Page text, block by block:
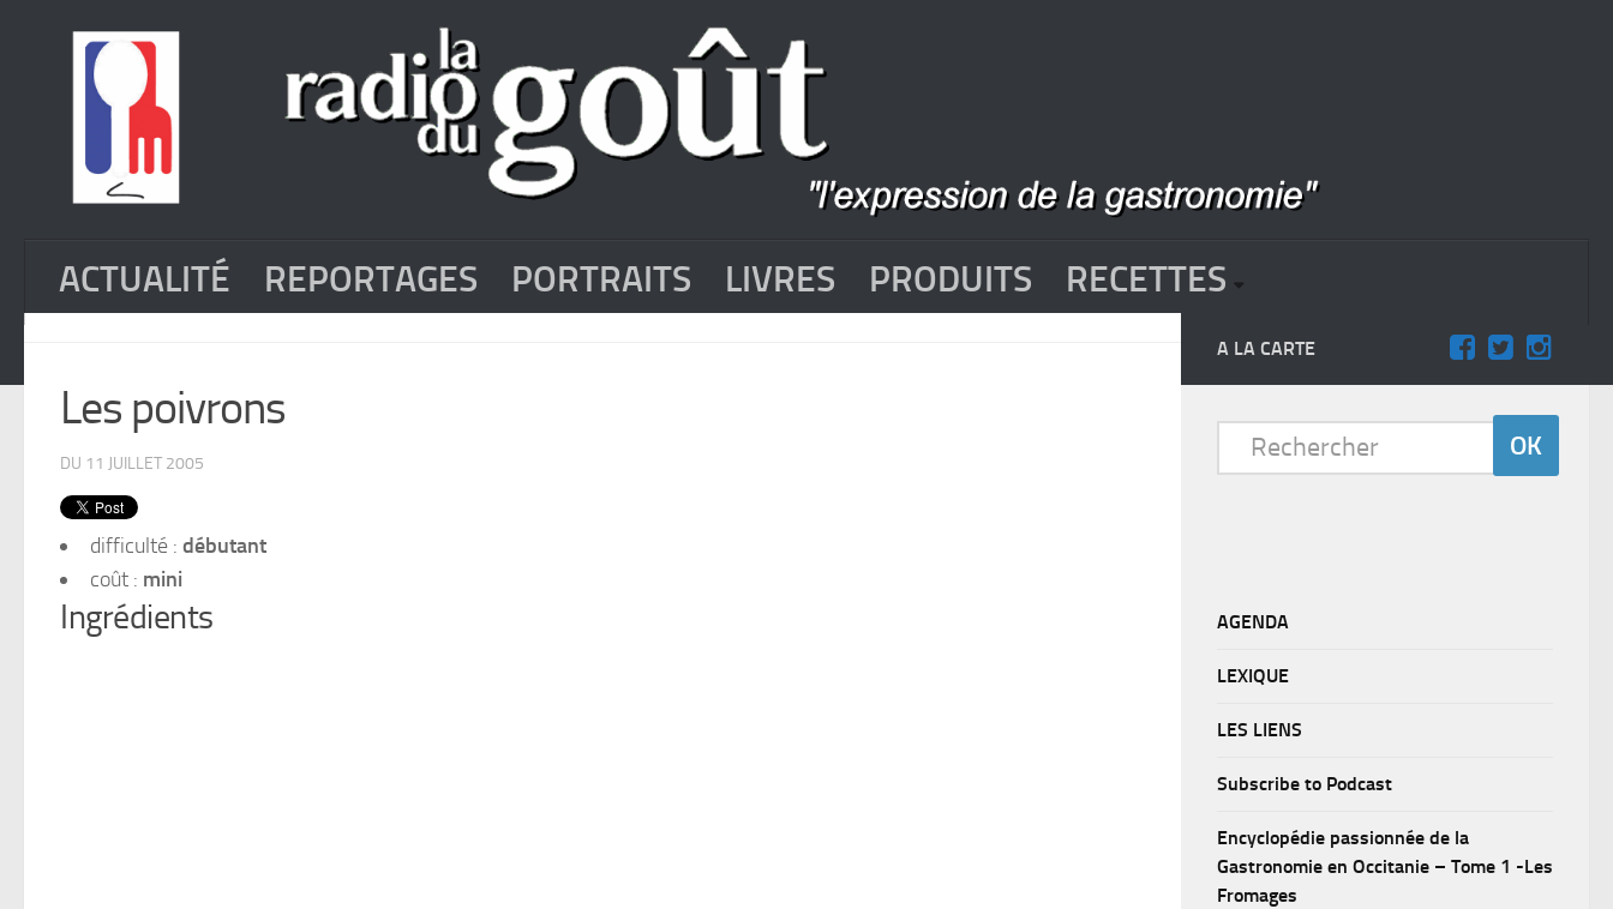
ACTUALITÉ REPORTAGES PORTRAITS LIVRES PRODUITS RECETTES
Les poivrons
DU 11 JUILLET 2005
difficulté : débutant
coût : mini
Ingrédients
A LA CARTE
AGENDA
LEXIQUE
LES LIENS
Subscribe to Podcast
Encyclopédie passionnée de la
Gastronomie en Occitanie – Tome 1 -Les
Fromages